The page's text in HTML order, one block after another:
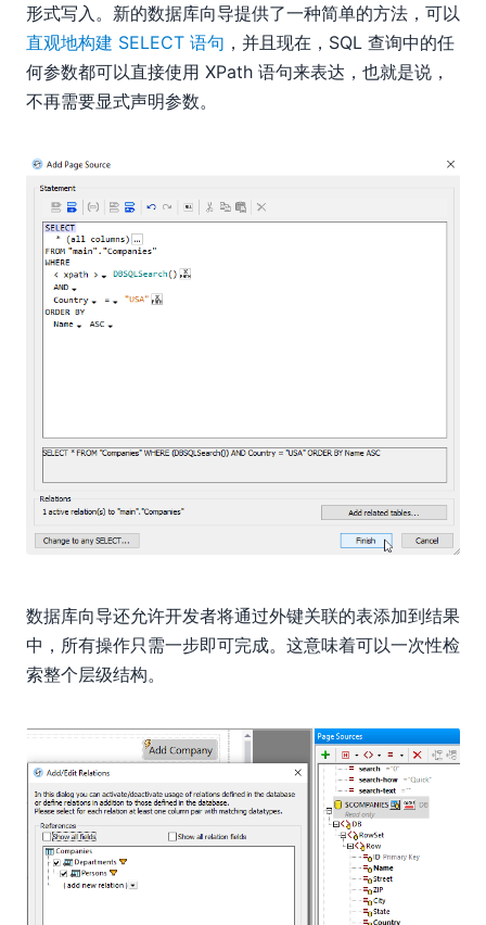
形式写入。新的数据库向导提供了一种简单的方法，可以
直观地构建 SELECT 语句 ，并且现在，SQL 查询中的任
何参数都可以直接使用 XPath 语句来表达，也就是说，
不再需要显式声明参数。
数据库向导还允许开发者将通过外键关联的表添加到结果
中，所有操作只需一步即可完成。这意味着可以一次性检
索整个层级结构。